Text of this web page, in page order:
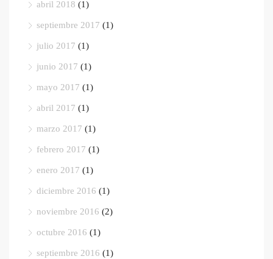
abril 2018 (1)
septiembre 2017 (1)
julio 2017 (1)
junio 2017 (1)
mayo 2017 (1)
abril 2017 (1)
marzo 2017 (1)
febrero 2017 (1)
enero 2017 (1)
diciembre 2016 (1)
noviembre 2016 (2)
octubre 2016 (1)
septiembre 2016 (1)